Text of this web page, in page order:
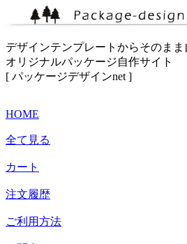
デザインテンプレートからそのまま
オリジナルパッケージ自作サイト
[ パッケージデザインnet ]
HOME
全て見る
カート
注文履歴
ご利用方法